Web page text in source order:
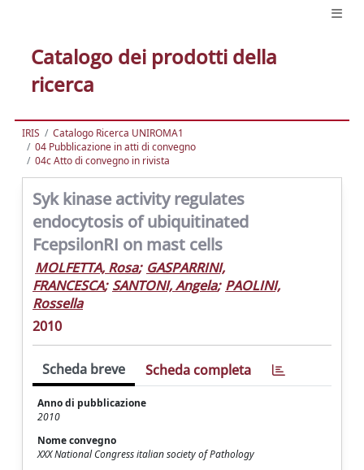
Catalogo dei prodotti della
ricerca
IRIS
Catalogo Ricerca UNIROMA1
04 Pubblicazione in atti di convegno
04c Atto di convegno in rivista
Syk kinase activity regulates
endocytosis of ubiquitinated
FcepsilonRI on mast cells
MOLFETTA, Rosa; GASPARRINI,
FRANCESCA; SANTONI, Angela; PAOLINI,
Rossella
2010
Scheda breve Scheda completa
Anno di pubblicazione
2010
Nome convegno
XXX National Congress italian society of Pathology